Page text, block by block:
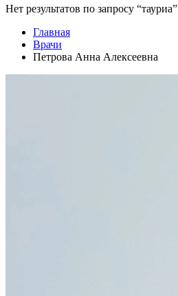
Нет результатов по запросу “тауриа”
Главная
Врачи
Петрова Анна Алексеевна